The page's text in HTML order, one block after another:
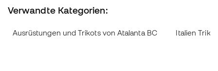
Verwandte Kategorien:
Ausrüstungen und Trikots von Atalanta BC Italien